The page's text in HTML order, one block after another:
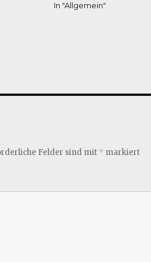
In "Allgemein"
Felder sind mit * markiert